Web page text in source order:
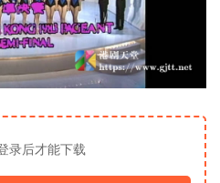
录后才能下载